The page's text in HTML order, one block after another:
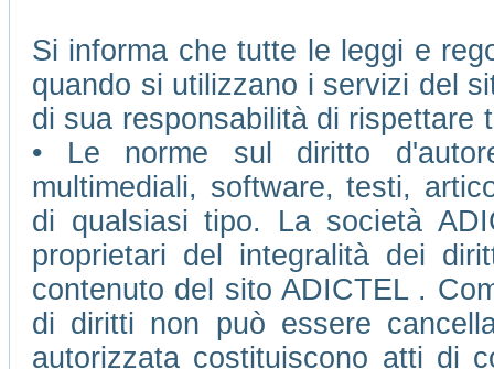
Si informa che tutte le leggi e
quando si utilizzano i servizi del
di sua responsabilità di rispettare
• Le norme sul diritto
multimediali, software, testi,
di qualsiasi tipo. La società
proprietari del integralità dei
contenuto del sito ADICTEL .
di diritti non può essere
autorizzata costituiscono atti di